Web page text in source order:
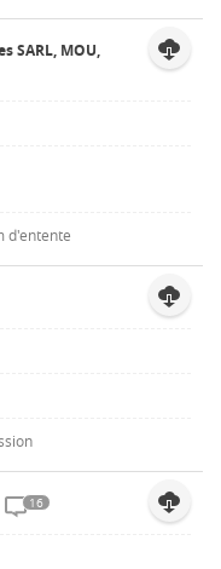
SARL, MOU,
d'entente
16